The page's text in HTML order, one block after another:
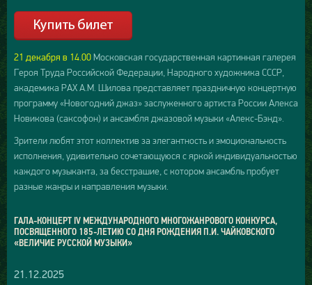
21 декабря в 14.00Московская государственная картинная галерея
Героя Труда Российской Федерации, Народного художника СССР,
академика РАХ А.М. Шилова представляет праздничную концертную
программу «Новогодний джаз» заслуженного артиста России Алекса
Новикова (саксофон) и ансамбля джазовой музыки «Алекс-Бэнд».
Зрители любят этот коллектив за элегантность и эмоциональность
исполнения, удивительно сочетающуюся с яркой индивидуальностью
каждого музыканта, за бесстрашие, с котором ансамбль пробует
разные жанры и направления музыки.
ГАЛА-КОНЦЕРТ IV МЕЖДУНАРОДНОГО МНОГОЖАНРОВОГО КОНКУРСА,
ПОСВЯЩЕННОГО 185-ЛЕТИЮ СО ДНЯ РОЖДЕНИЯ П.И. ЧАЙКОВСКОГО
«ВЕЛИЧИЕ РУССКОЙ МУЗЫКИ»
21.12.2025